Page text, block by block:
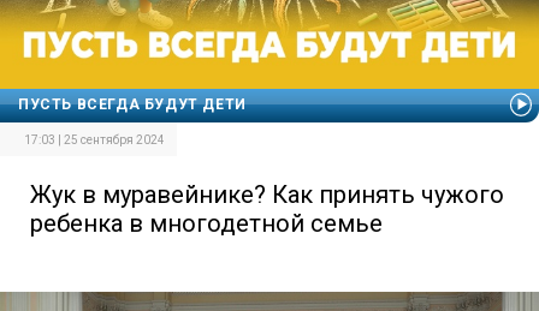
ПУСТЬ ВСЕГДА БУДУТ ДЕТИ
17:03 | 25 сентября 2024
Жук в муравейнике? Как принять чужого
ребенка в многодетной семье